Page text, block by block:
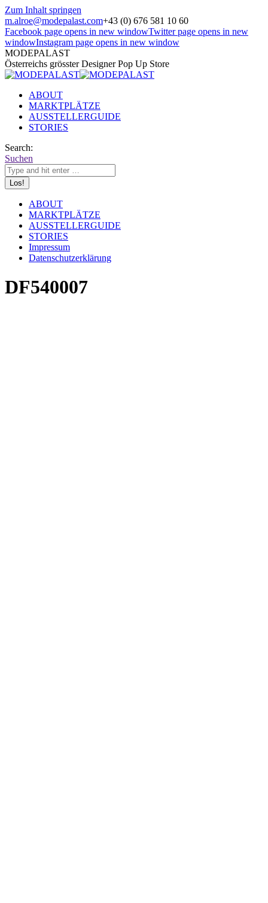
Zum Inhalt springen
m.alroe@modepalast.com+43 (0) 676 581 10 60
Facebook page opens in new windowTwitter page opens in new
windowInstagram page opens in new window
MODEPALAST
Österreichs grösster Designer Pop Up Store
ABOUT
MARKTPLÄTZE
AUSSTELLERGUIDE
STORIES
Search:
Suchen
ABOUT
MARKTPLÄTZE
AUSSTELLERGUIDE
STORIES
Impressum
Datenschutzerklärung
DF540007